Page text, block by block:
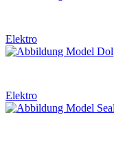
Elektro
Elektro